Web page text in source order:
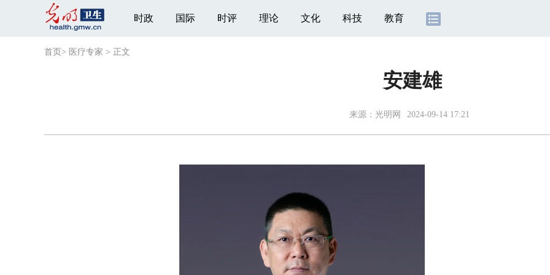
时政 国际 时评 理论 文化 科技 教育
首页 > 医疗专家 > 正文
安建雄
来源：光明网 2024-09-14 17:21